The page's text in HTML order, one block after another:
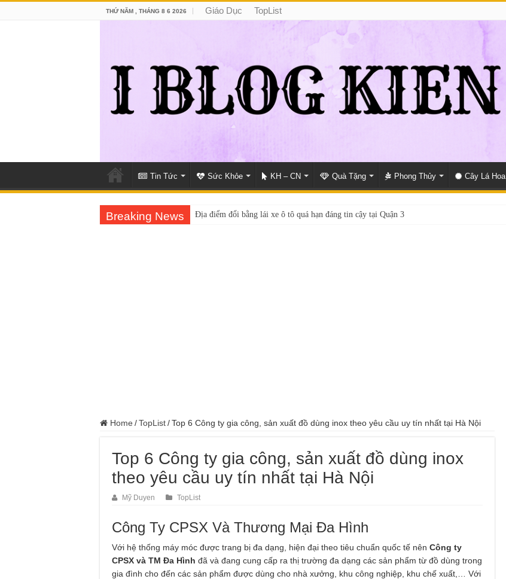
THỨ NĂM , THÁNG 8 6 2026 Giáo Dục TopList
Tin Tức Sức Khỏe KH – CN Quà Tặng Phong Thủy Cây Lá Hoa
Breaking News Địa điểm đổi bằng lái xe ô tô quá hạn đáng tin cậy tại Quận 3
Home /TopList/Top 6 Công ty gia công, sản xuất đồ dùng inox theo yêu cầu uy tín nhất tại Hà Nội
Top 6 Công ty gia công, sản xuất đồ dùng inox
theo yêu cầu uy tín nhất tại Hà Nội
Mỹ Duyen TopList
Công Ty CPSX Và Thương Mại Đa Hình
Với hệ thống máy móc được trang bị đa dạng, hiện đại theo tiêu chuẩn quốc tế nên Công ty
CPSX và TM Đa Hình đã và đang cung cấp ra thị trường đa dạng các sản phẩm từ đồ dùng trong
gia đình cho đến các sản phẩm được dùng cho nhà xưởng, khu công nghiệp, khu chế xuất,… Với